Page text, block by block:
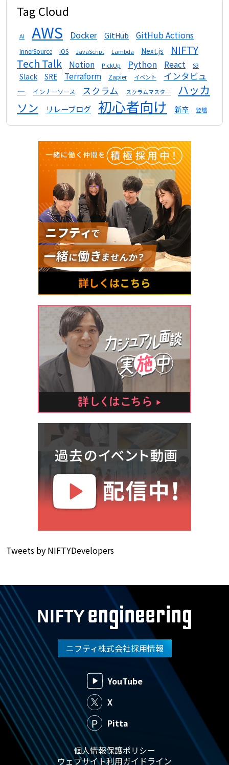
Tag Cloud
AI AWS Docker GitHub GitHub Actions
InnerSource iOS JavaScript Lambda Next.js
NIFTY
Tech Talk
Notion PickUp Python React S3
Slack SRE Terraform Zapier イベント
インタビュ
ー
インナーソース スクラム スクラムマスター
ハッカ
ソン
リレーブログ 初心者向け 新卒 登壇
Tweets by NIFTYDevelopers
ニフティ株式会社採用情報
YouTube
X
Pitta
個人情報保護ポリシー
ウェブサイト利用ガイドライン